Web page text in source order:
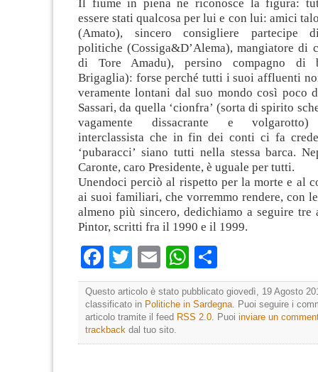
Il fiume in piena ne riconosce la figura:
essere stati qualcosa per lui e con lui: amici
(Amato), sincero consigliere partecipe
politiche (Cossiga&D’Alema), mangiatore di
di Tore Amadu), persino compagno di
Brigaglia): forse perché tutti i suoi affluenti
veramente lontani dal suo mondo così poco
Sassari, da quella ‘cionfra’ (sorta di spirito
vagamente dissacrante e volgarotto)
interclassista che in fin dei conti ci fa
‘pubaracci’ siano tutti nella stessa barca.
Caronte, caro Presidente, è uguale per tutti.
Unendoci perciò al rispetto per la morte e al
ai suoi familiari, che vorremmo rendere, con
almeno più sincero, dedichiamo a seguire
Pintor, scritti fra il 1990 e il 1999.
Facebook
TwitterEmailWhatsApp
Questo articolo è stato pubblicato giovedì, 19 Agosto
classificato in Politiche in Sardegna. Puoi seguire i
articolo tramite il feed RSS 2.0. Puoi inviare un
trackback dal tuo sito.